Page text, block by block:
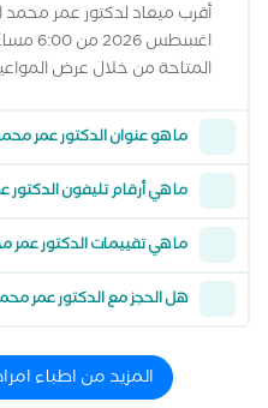
اغسطس
المتاحة من خلال عرض
ما هو عنوان الدكتور عمر
ما هي أرقام تليفون
ما هي تقييمات الدكتور عمر
هل الحجز مع الدكتور عمر
المزيد من اطباء